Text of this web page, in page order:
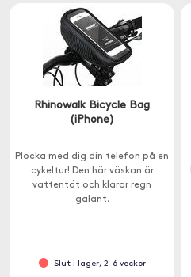
Rhinowalk Bicycle Bag
(iPhone)
Plocka med dig din telefon på en
cykeltur! Den här väskan är
vattentät och klarar regn
galant.
Slut i lager, 2-6 veckor